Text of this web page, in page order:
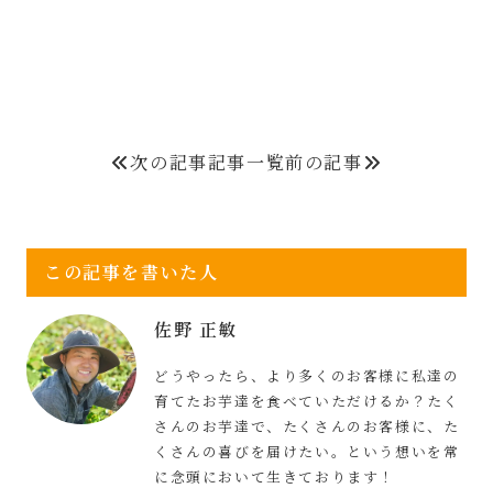
次の記事記事一覧前の記事
この記事を書いた人
佐野 正敏
どうやったら、より多くのお客様に私達の
育てたお芋達を食べていただけるか？たく
さんのお芋達で、たくさんのお客様に、た
くさんの喜びを届けたい。という想いを常
に念頭において生きております！